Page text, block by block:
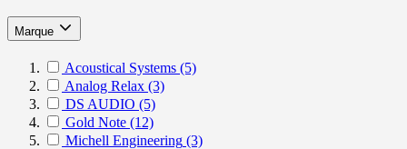
Marque filter
Acoustical Systems (5)
Analog Relax (3)
DS AUDIO (5)
Gold Note (12)
Michell Engineering (3)